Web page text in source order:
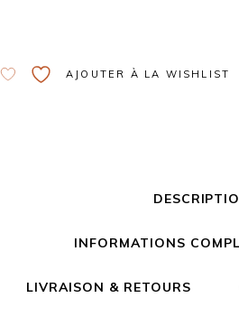
AJOUTER À LA WISHLIST
INFORMATIONS
LIVRAISON & RETOURS